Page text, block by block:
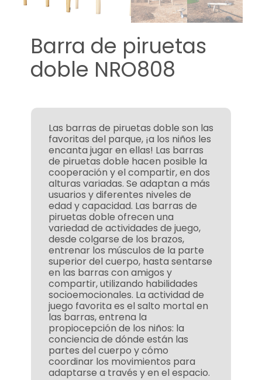
Barra de piruetas
doble NRO808
Las barras de piruetas doble son las
favoritas del parque, ¡a los niños les
encanta jugar en ellas! Las barras
de piruetas doble hacen posible la
cooperación y el compartir, en dos
alturas variadas. Se adaptan a más
usuarios y diferentes niveles de
edad y capacidad. Las barras de
piruetas doble ofrecen una
variedad de actividades de juego,
desde colgarse de los brazos,
entrenar los músculos de la parte
superior del cuerpo, hasta sentarse
en las barras con amigos y
compartir, utilizando habilidades
socioemocionales. La actividad de
juego favorita es el salto mortal en
las barras, entrena la
propiocepción de los niños: la
conciencia de dónde están las
partes del cuerpo y cómo
coordinar los movimientos para
adaptarse a través y en el espacio.